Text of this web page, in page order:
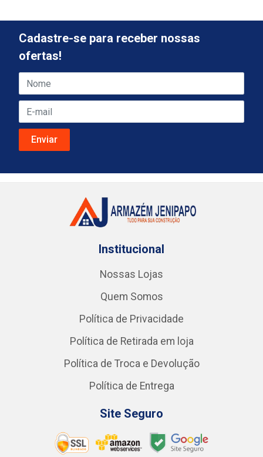
Cadastre-se para receber nossas
ofertas!
Institucional
Nossas Lojas
Quem Somos
Política de Privacidade
Política de Retirada em loja
Política de Troca e Devolução
Política de Entrega
Site Seguro